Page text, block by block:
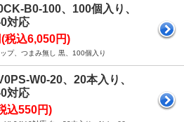
B0-100、100個入り、
対応
税込6,050円)
プ、つまみ無し 黒、100個入り
W0-20、20本入り、
対応
込550円)